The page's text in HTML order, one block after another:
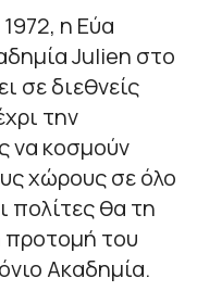
η Εύα
Julien στο
σε διεθνείς
την
να κοσμούν
χώρους σε όλο
πολίτες θα τη
προτομή του
Ακαδημία.